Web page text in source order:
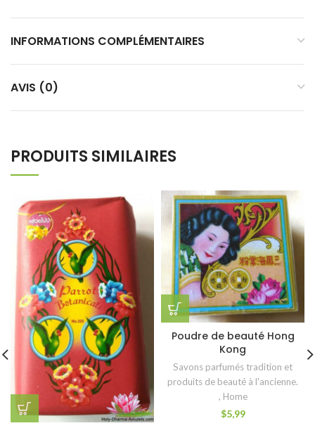
INFORMATIONS COMPLÉMENTAIRES
AVIS (0)
PRODUITS SIMILAIRES
Poudre de beauté Hong
Kong
Savons parfumés tradition et
produits de beauté à l'ancienne.
, Home
$5,99